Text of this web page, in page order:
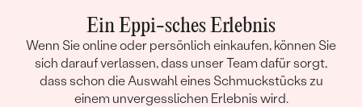
Ein Eppi-sches Erlebnis
Wenn Sie online oder persönlich einkaufen, können Sie
sich darauf verlassen, dass unser Team dafür sorgt,
dass schon die Auswahl eines Schmuckstücks zu
einem unvergesslichen Erlebnis wird.